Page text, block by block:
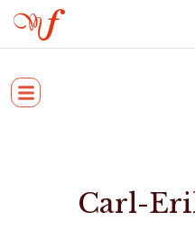
Carl-